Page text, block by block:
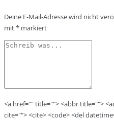
Deine E-Mail-Adresse wird nicht
mit* markiert
<a href="" title=""> <abbr title="">
cite=""> <cite> <code> <del